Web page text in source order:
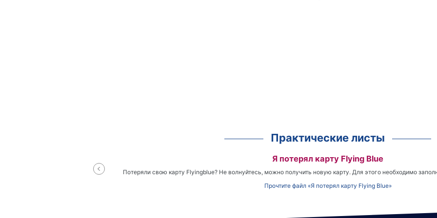
Практические листы
Я потерял карту Flying Blue
Потеряли свою карту Flyingblue? Не волнуйтесь, можно получить новую карту. Для этого необходимо
Прочтите файл «Я потерял карту Flying Blue»